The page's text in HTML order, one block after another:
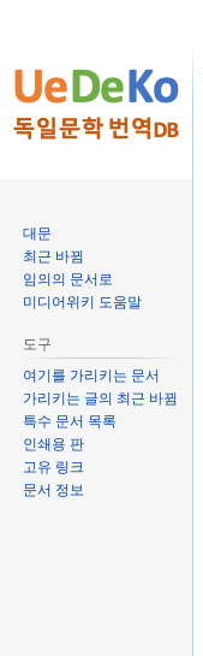
대문
최근 바뀜
임의의 문서로
미디어위키 도움말
도구
여기를 가리키는 문서
가리키는 글의 최근 바뀜
특수 문서 목록
인쇄용 판
고유 링크
문서 정보